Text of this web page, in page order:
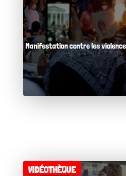
Manifestation contre les
VIDÉOTHÈQUE